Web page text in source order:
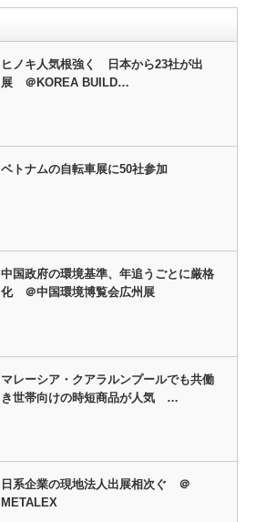
ヒノキ人気根強く 日本から23社が出
展 ＠KOREA BUILD…
ベトナムの自転車展に50社参加
中国政府の環境基準、年追うごとに厳格
化 ＠中国環境博覧会広州展
マレーシア・クアラルンプールでも共働
き世帯向けの時短商品が人気 …
日系企業の現地法人出展相次ぐ ＠
METALEX